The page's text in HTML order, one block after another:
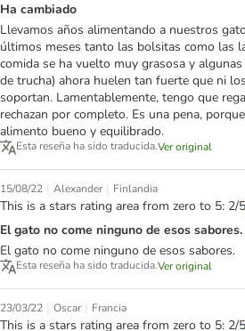
Ha cambiado
Llevamos años alimentando a nuestros
últimos meses tanto las bolsitas como las
comida se ha vuelto muy grasosa y
de trucha) ahora huelen tan fuerte que ni
soportan. Lamentablemente, tengo que
rechazan por completo. Es una pena,
alimento bueno y equilibrado.
Esta reseña ha sido traducida.Ver original
15/08/22 | Alexander | Finlandia
This is a stars rating area from zero to 5: 2/5
El gato no come ninguno de esos sabores.
El gato no come ninguno de esos sabores.
Esta reseña ha sido traducida.Ver original
23/03/22 | Oscar | Francia
This is a stars rating area from zero to 5: 2/5